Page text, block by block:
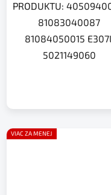
PRODUKTU:
81083040087
81084050015
5021149060
VIAC ZA MENEJ